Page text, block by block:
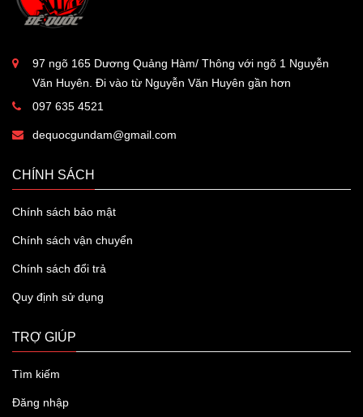
97 ngõ 165 Dương Quảng Hàm/ Thông với ngõ 1 Nguyễn
Văn Huyên. Đi vào từ Nguyễn Văn Huyên gần hơn
097 635 4521
dequocgundam@gmail.com
CHÍNH SÁCH
Chính sách bảo mật
Chính sách vận chuyển
Chính sách đổi trả
Quy định sử dụng
TRỢ GIÚP
Tìm kiếm
Đăng nhập